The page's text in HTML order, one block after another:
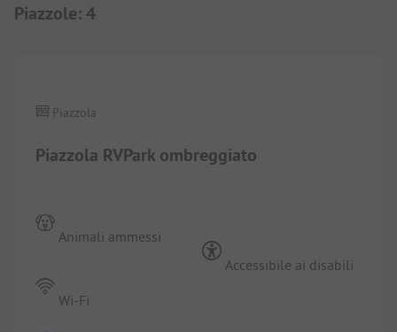
Piazzole: 4
Piazzola RVPark ombreggiato
Piazzola
Animali ammessi
Wi-Fi
Accessibile ai disabili